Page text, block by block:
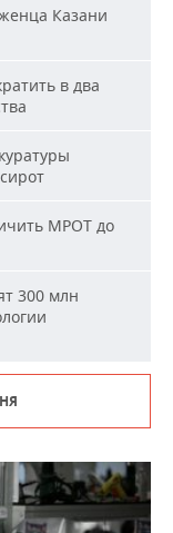
Казани
в два
МРОТ до
300 млн